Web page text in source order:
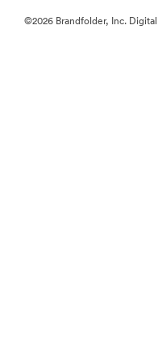
©2026 Brandfolder, Inc.